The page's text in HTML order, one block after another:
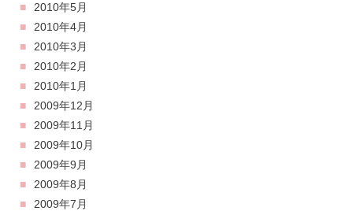
2010年5月
2010年4月
2010年3月
2010年2月
2010年1月
2009年12月
2009年11月
2009年10月
2009年9月
2009年8月
2009年7月